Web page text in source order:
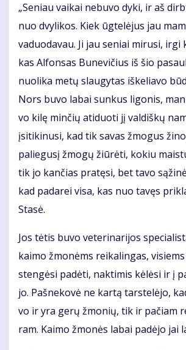
„Se­niau vai­kai ne­bu­vo dy­ki, ir aš
nuo dvy­li­kos. Kiek ūg­te­lė­jus jau
va­duo­da­vau. Ji jau se­niai mi­ru­si,
kas Al­fon­sas Bu­ne­vi­čius iš šio
nuo­li­ka me­tų slau­gy­tas iš­ke­lia­vo
Nors bu­vo la­bai sun­kus li­go­nis,
vo ki­lę min­čių ati­duo­ti jį val­diš­kų
įsi­ti­ki­nu­si, kad tik sa­vas žmo­gus
pa­lie­gu­sį žmo­gų žiū­rė­ti, ko­kiu
tik jo kan­čias pra­tę­si, bet ta­vo
kad pa­da­rei vi­sa, kas nuo ta­vęs
Sta­sė.
Jos tė­tis bu­vo ve­te­ri­na­ri­jos
kai­mo žmo­nėms rei­ka­lin­gas,
sten­gė­si pa­dė­ti, nak­ti­mis kė­lė­si ir į
jo. Pa­šne­ko­vė ne kar­tą tars­te­lė­jo,
vo ir yra ge­rų žmo­nių, tik ir pa­čiam
ram. Kai­mo žmo­nės la­bai pa­dė­jo jai